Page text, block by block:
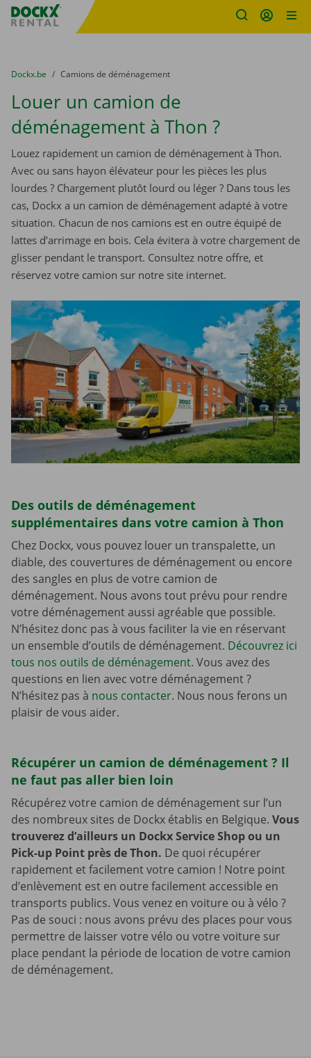
sitename
You are here:
du
Dockx.be to
Camions de déménagement
Louer un camion de
déménagement à Thon ?
Louez rapidement un camion de déménagement à Thon.
Avec ou sans hayon élévateur pour les pièces les plus
lourdes ? Chargement plutôt lourd ou léger ? Dans tous les
cas, Dockx a un camion de déménagement adapté à votre
situation. Chacun de nos camions est en outre équipé de
lattes d’arrimage en bois. Cela évitera à votre chargement de
glisser pendant le transport. Consultez notre offre, et
réservez votre camion sur notre site internet.
Des outils de déménagement
supplémentaires dans votre camion à Thon
Chez Dockx, vous pouvez louer un transpalette, un
diable, des couvertures de déménagement ou encore
des sangles en plus de votre camion de
déménagement. Nous avons tout prévu pour rendre
votre déménagement aussi agréable que possible.
N’hésitez donc pas à vous faciliter la vie en réservant
un ensemble d’outils de déménagement. Découvrez ici
tous nos outils de déménagement. Vous avez des
questions en lien avec votre déménagement ?
N’hésitez pas à nous contacter. Nous nous ferons un
plaisir de vous aider.
Récupérer un camion de déménagement ? Il
ne faut pas aller bien loin
Récupérez votre camion de déménagement sur l’un
des nombreux sites de Dockx établis en Belgique. Vous
trouverez d’ailleurs un Dockx Service Shop ou un
Pick-up Point près de Thon. De quoi récupérer
rapidement et facilement votre camion ! Notre point
d’enlèvement est en outre facilement accessible en
transports publics. Vous venez en voiture ou à vélo ?
Pas de souci : nous avons prévu des places pour vous
permettre de laisser votre vélo ou votre voiture sur
place pendant la période de location de votre camion
de déménagement.